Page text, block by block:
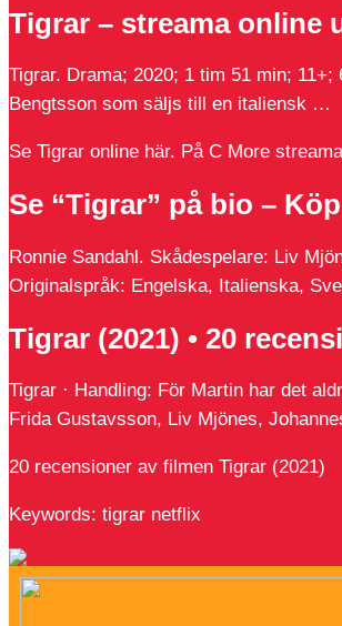
Tigrar – streama online
Tigrar. Drama; 2020; 1 tim 51 min;
Bengtsson som säljs till en italiensk …
Se Tigrar online här. På C More
Se “Tigrar” på bio –
Ronnie Sandahl. Skådespelare: Liv
Originalspråk: Engelska, Italienska,
Tigrar (2021) • 20
Tigrar · Handling: För Martin har det
Frida Gustavsson, Liv Mjönes,
20 recensioner av filmen Tigrar (2021)
Keywords: tigrar netflix